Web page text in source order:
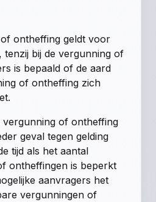
ontheffing geldt voor
tenzij bij de vergunning of
is bepaald of de aard
of ontheffing zich
vergunning of ontheffing
geval tegen gelding
tijd als het aantal
ontheffingen is beperkt
aanvragers het
vergunningen of